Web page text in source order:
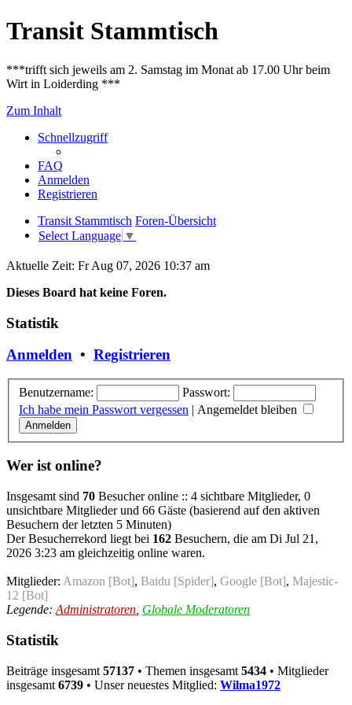
Transit Stammtisch
***trifft sich jeweils am 2. Samstag im Monat ab 17.00 Uhr beim
Wirt in Loiderding ***
Zum Inhalt
Schnellzugriff
FAQ
Anmelden
Registrieren
Transit Stammtisch Foren-Übersicht
Select Language ▼
Aktuelle Zeit: Fr Aug 07, 2026 10:37 am
Dieses Board hat keine Foren.
Statistik
Anmelden • Registrieren
Benutzername:
Passwort:
Ich habe mein Passwort vergessen | Angemeldet bleiben
Wer ist online?
Insgesamt sind 70 Besucher online :: 4 sichtbare Mitglieder, 0
unsichtbare Mitglieder und 66 Gäste (basierend auf den aktiven
Besuchern der letzten 5 Minuten)
Der Besucherrekord liegt bei 162 Besuchern, die am Di Jul 21,
2026 3:23 am gleichzeitig online waren.
Mitglieder: Amazon [Bot], Baidu [Spider], Google [Bot], Majestic-
12 [Bot]
Legende: Administratoren Globale Moderatoren
Statistik
Beiträge insgesamt 57137 • Themen insgesamt 5434 • Mitglieder
insgesamt 6739 • Unser neuestes Mitglied: Wilma1972